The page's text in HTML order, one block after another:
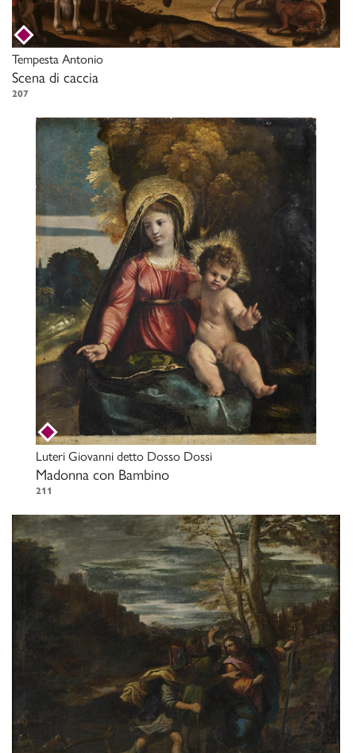
Tempesta Antonio
Scena di caccia
207
Luteri Giovanni detto Dosso Dossi
Madonna con Bambino
211